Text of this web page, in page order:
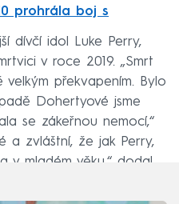
prohrála boj s
dívčí idol Luke Perry,
v roce 2019. „Smrt
překvapením. Bylo
Dohertyové jsme
se zákeřnou nemocí,“
a zvláštní, že jak Perry,
v mladém věku,“ dodal.